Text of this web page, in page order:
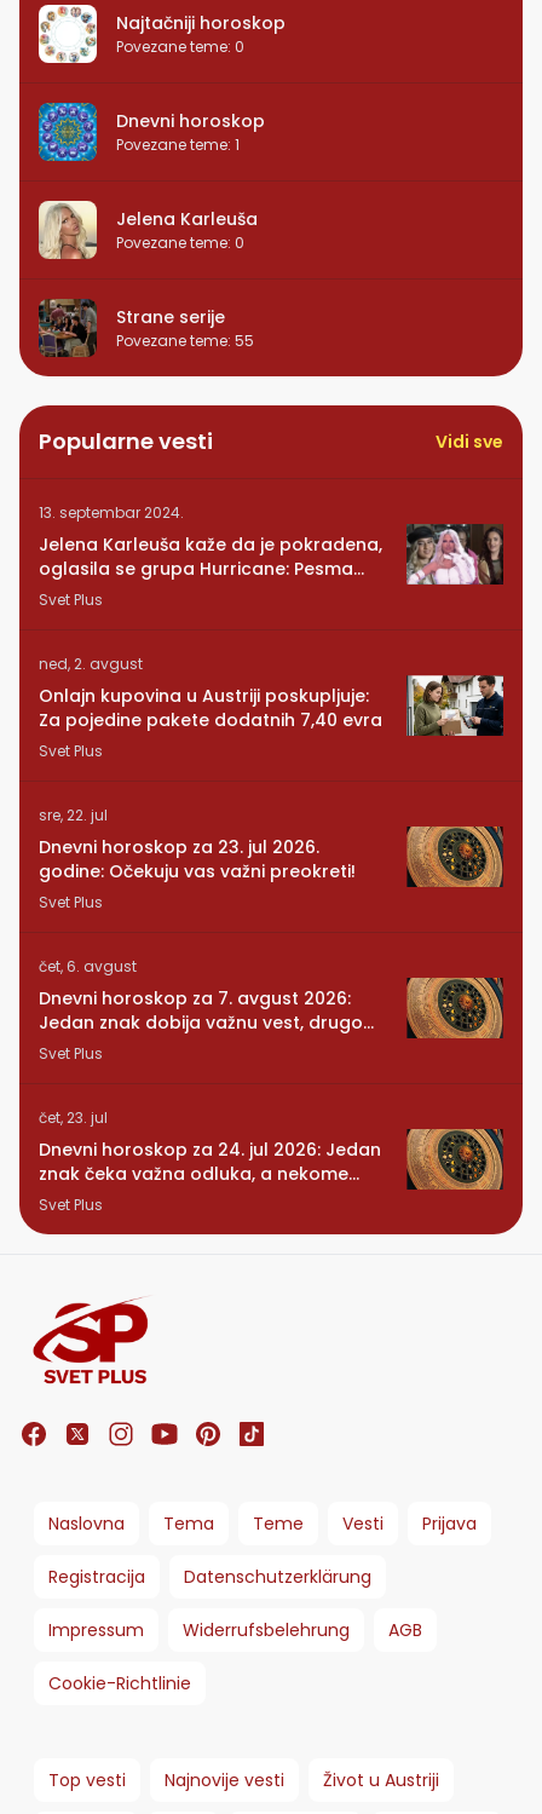
Najtačniji horoskop
Povezane teme: 0
Dnevni horoskop
Povezane teme: 1
Jelena Karleuša
Povezane teme: 0
Strane serije
Povezane teme: 55
Popularne vesti Vidi sve
13. septembar 2024.
Jelena Karleuša kaže da je pokradena,
oglasila se grupa Hurricane: Pesma
RUNDE je naša!
Svet Plus
ned, 2. avgust
Onlajn kupovina u Austriji poskupljuje:
Za pojedine pakete dodatnih 7,40 evra
Svet Plus
sre, 22. jul
Dnevni horoskop za 23. jul 2026.
godine: Očekuju vas važni preokreti!
Svet Plus
čet, 6. avgust
Dnevni horoskop za 7. avgust 2026:
Jedan znak dobija važnu vest, drugom
se vraća osoba iz prošlosti
Svet Plus
čet, 23. jul
Dnevni horoskop za 24. jul 2026: Jedan
znak čeka važna odluka, a nekome
stiže iznenađenje
Svet Plus
Naslovna Tema Teme Vesti Prijava
Registracija Datenschutzerklärung
Impressum Widerrufsbelehrung AGB
Cookie-Richtlinie
Top vesti Najnovije vesti Život u Austriji